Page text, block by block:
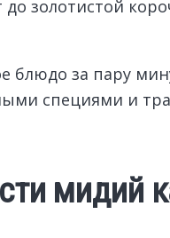
золотистой
блюдо за пару
специями и
мидий